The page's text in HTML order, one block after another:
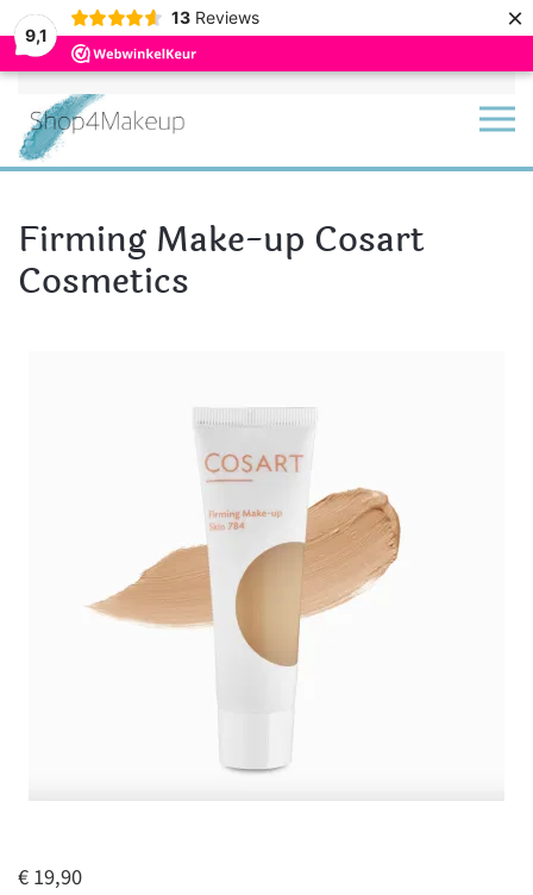
9,1
13 Reviews ×
Terug naar hoofdinhoud
Firming Make-up Cosart
Cosmetics
€ 19,90